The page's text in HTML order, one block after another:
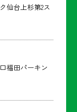
仙台上杉第2ス
福田パーキン